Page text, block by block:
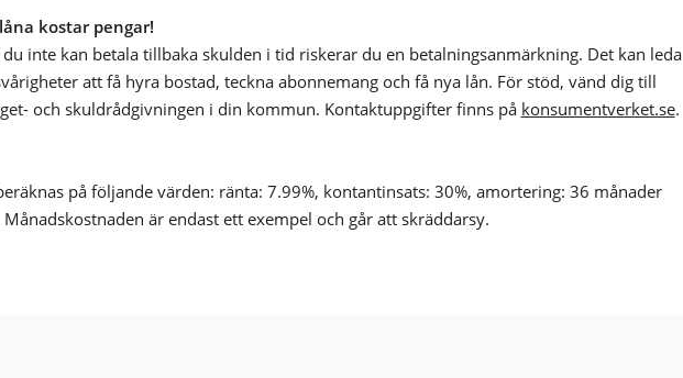
kostar pengar!
inte kan betala tillbaka skulden i tid riskerar du en betalningsanmärkning. Det kan leda
att få hyra bostad, teckna abonnemang och få nya lån. För stöd, vänd dig till
och skuldrådgivningen i din kommun. Kontaktuppgifter finns på konsumentverket.se.
på följande värden: ränta: 7.99%, kontantinsats: 30%, amortering: 36 månader
är endast ett exempel och går att skräddarsy.